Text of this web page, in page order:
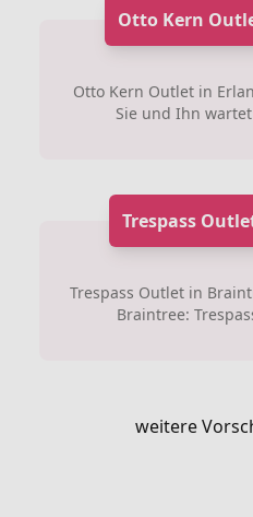
Otto Kern
Otto Kern Outlet in
Sie und Ihn
Trespass
Trespass Outlet in
Braintree:
weitere